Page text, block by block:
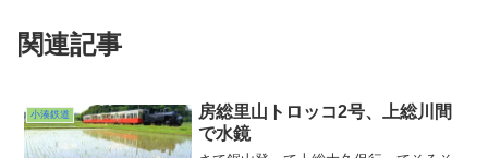
関連記事
小湊鉄道
房総里山トロッコ2号、上総川間
で水鏡